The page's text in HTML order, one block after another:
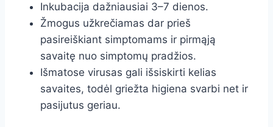
Inkubacija dažniausiai 3–7 dienos.
Žmogus užkrečiamas dar prieš
pasireiškiant simptomams ir pirmąją
savaitę nuo simptomų pradžios.
Išmatose virusas gali išsiskirti kelias
savaites, todėl griežta higiena svarbi net ir
pasijutus geriau.